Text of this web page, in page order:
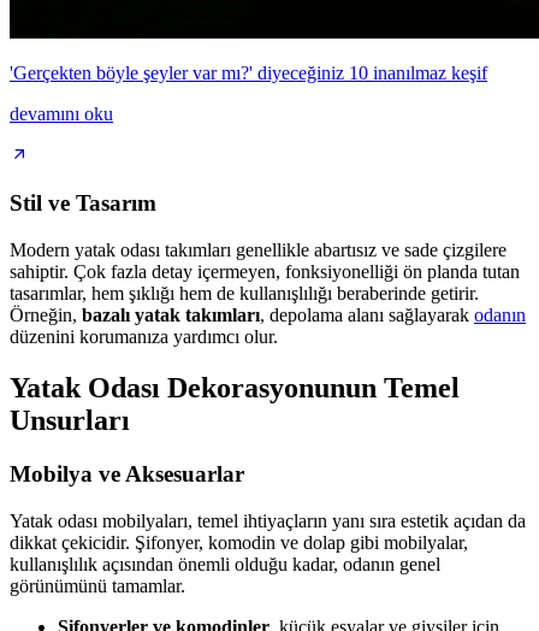
'Gerçekten böyle şeyler var mı?' diyeceğiniz 10 inanılmaz keşif
devamını oku
Stil ve Tasarım
Modern yatak odası takımları genellikle abartısız ve sade çizgilere
sahiptir. Çok fazla detay içermeyen, fonksiyonelliği ön planda tutan
tasarımlar, hem şıklığı hem de kullanışlılığı beraberinde getirir.
Örneğin, bazalı yatak takımları, depolama alanı sağlayarak odanın
düzenini korumanıza yardımcı olur.
Yatak Odası Dekorasyonunun Temel
Unsurları
Mobilya ve Aksesuarlar
Yatak odası mobilyaları, temel ihtiyaçların yanı sıra estetik açıdan da
dikkat çekicidir. Şifonyer, komodin ve dolap gibi mobilyalar,
kullanışlılık açısından önemli olduğu kadar, odanın genel
görünümünü tamamlar.
Şifonyerler ve komodinler , küçük eşyalar ve giysiler için